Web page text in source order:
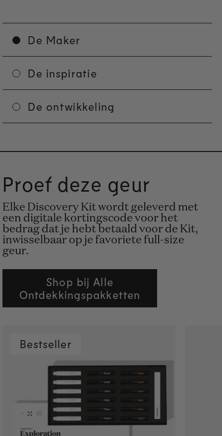
De Maker
De inspiratie
De ontwikkeling
Proef deze geur
Elke Discovery Kit wordt geleverd met
een digitale kortingscode voor het
bedrag dat je hebt betaald voor de Kit,
inwisselbaar op je favoriete full-size
geur.
Shop bij Alle
Ontdekkingspakketten
Bestseller